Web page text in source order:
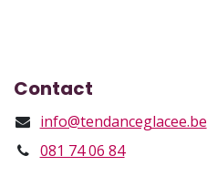
Contact
info@tendanceglacee.be
081 74 06 84